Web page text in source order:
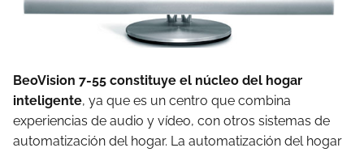
BeoVision 7-55 constituye el núcleo del hogar
inteligente, ya que es un centro que combina
experiencias de audio y vídeo, con otros sistemas de
automatización del hogar. La automatización del hogar